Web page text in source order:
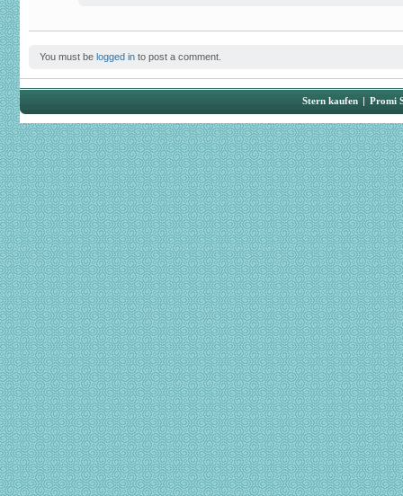
You must be logged in to post a comment.
Stern kaufen | Promi